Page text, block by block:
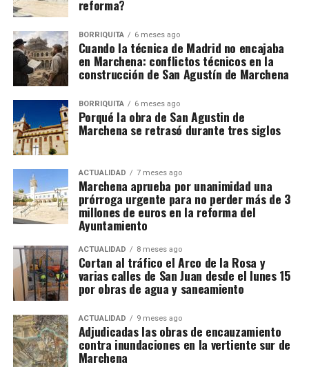
reforma?
BORRIQUITA 6 meses ago
Cuando la técnica de Madrid no encajaba
en Marchena: conflictos técnicos en la
construcción de San Agustín de Marchena
BORRIQUITA 6 meses ago
Porqué la obra de San Agustin de
Marchena se retrasó durante tres siglos
ACTUALIDAD 7 meses ago
Marchena aprueba por unanimidad una
prórroga urgente para no perder más de 3
millones de euros en la reforma del
Ayuntamiento
ACTUALIDAD 8 meses ago
Cortan al tráfico el Arco de la Rosa y
varias calles de San Juan desde el lunes 15
por obras de agua y saneamiento
ACTUALIDAD 9 meses ago
Adjudicadas las obras de encauzamiento
contra inundaciones en la vertiente sur de
Marchena